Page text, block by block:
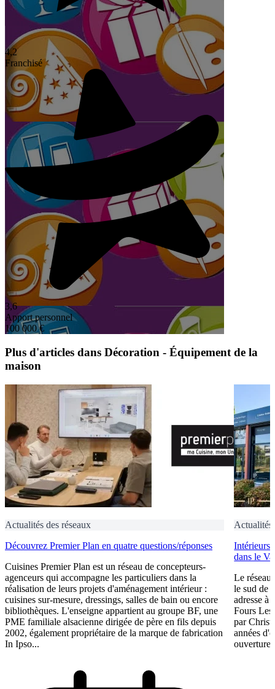
4,2
Franchisé
3,6
Apport personnel
100 000 €
Plus d'articles dans Décoration - Équipement de la
maison
Actualités des réseaux
Découvrez Premier Plan en quatre questions/réponses
Cuisines Premier Plan est un réseau de concepteurs-
agenceurs qui accompagne les particuliers dans la
réalisation de leurs projets d'aménagement intérieur :
cuisines sur-mesure, dressings, salles de bain ou encore
bibliothèques. L'enseigne appartient au groupe BF, une
PME familiale alsacienne dirigée de père en fils depuis
2002, également propriétaire de la marque de fabrication
In Ipso...
Actualités
Intérieurs
dans le
Le réseau
le sud de
adresse à
Fours Les
par
années
ouverture